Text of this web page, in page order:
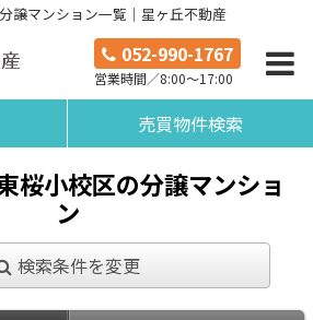
譲マンション一覧｜星ヶ丘不動産
052-990-1767
営業時間／8:00～17:00
売買物件検索
桜小校区の分譲マンショ
ン
検索条件を変更